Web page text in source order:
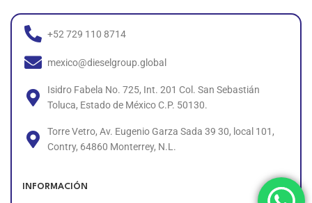
+52 729 110 8714
mexico@dieselgroup.global
Isidro Fabela No. 725, Int. 201 Col. San Sebastián
Toluca, Estado de México C.P. 50130.
Torre Vetro, Av. Eugenio Garza Sada 39 30, local 101,
Contry, 64860 Monterrey, N.L.
INFORMACIÓN